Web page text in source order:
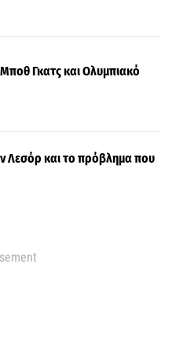
Γκατς και Ολυμπιακό
Λεσόρ και το πρόβλημα που